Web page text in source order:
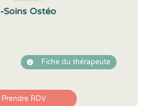
-Soins Ostéo
Fiche du thérapeute
Prendre RDV